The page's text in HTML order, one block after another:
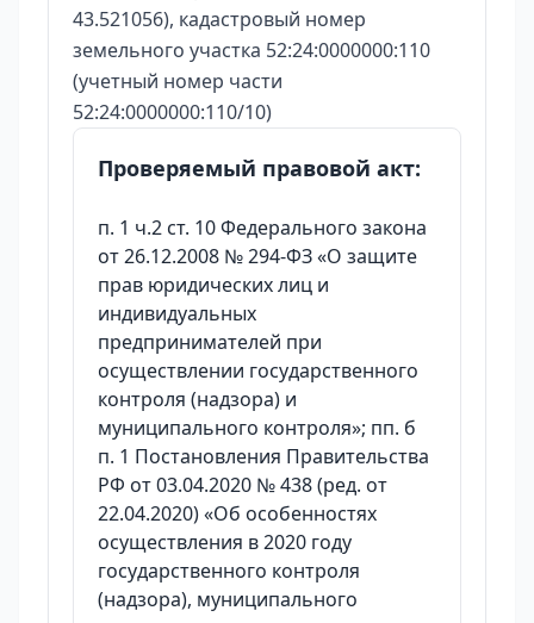
43.521056), кадастровый номер
земельного участка 52:24:0000000:110
(учетный номер части
52:24:0000000:110/10)
Проверяемый правовой акт:
п. 1 ч.2 ст. 10 Федерального закона
от 26.12.2008 № 294-ФЗ «О защите
прав юридических лиц и
индивидуальных
предпринимателей при
осуществлении государственного
контроля (надзора) и
муниципального контроля»; пп. б
п. 1 Постановления Правительства
РФ от 03.04.2020 № 438 (ред. от
22.04.2020) «Об особенностях
осуществления в 2020 году
государственного контроля
(надзора), муниципального